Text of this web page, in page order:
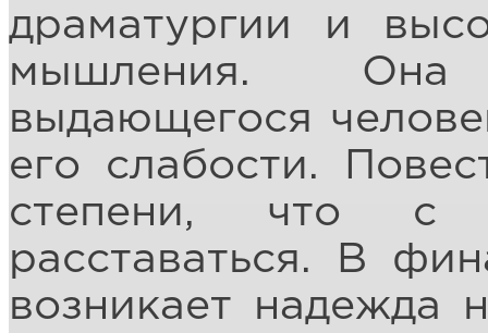
драматургии и
мышления. Она
выдающегося
его слабости.
степени, что с
расставаться. В
возникает